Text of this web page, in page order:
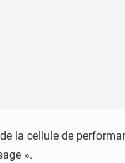
la cellule de
».